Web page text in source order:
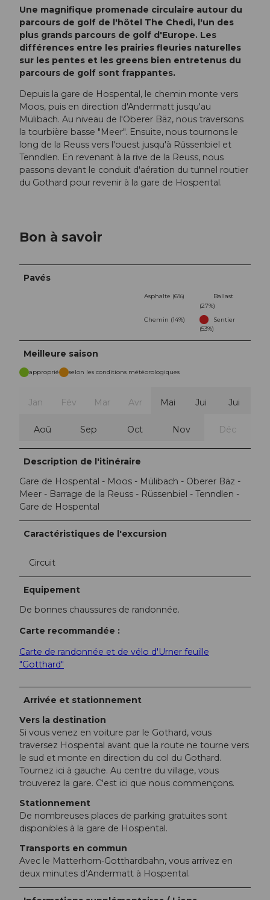
Une magnifique promenade circulaire autour du
parcours de golf de l'hôtel The Chedi, l'un des
plus grands parcours de golf d'Europe. Les
différences entre les prairies fleuries naturelles
sur les pentes et les greens bien entretenus du
parcours de golf sont frappantes.
Depuis la gare de Hospental, le chemin monte vers
Moos, puis en direction d'Andermatt jusqu'au
Mülibach. Au niveau de l'Oberer Bäz, nous traversons
la tourbière basse "Meer". Ensuite, nous tournons le
long de la Reuss vers l'ouest jusqu'à Rüssenbiel et
Tenndlen. En revenant à la rive de la Reuss, nous
passons devant le conduit d'aération du tunnel routier
du Gothard pour revenir à la gare de Hospental.
Bon à savoir
Pavés
Asphalte (6%)
Ballast
(27%)
Chemin (14%)
Sentier
(53%)
Meilleure saison
approprié selon les conditions météorologiques
Jan Fév Mar Avr Mai Jui Jui
Aoû Sep Oct Nov Déc
Description de l'itinéraire
Gare de Hospental - Moos - Mülibach - Oberer Bäz -
Meer - Barrage de la Reuss - Rüssenbiel - Tenndlen -
Gare de Hospental
Caractéristiques de l'excursion
Circuit
Equipement
De bonnes chaussures de randonnée.
Carte recommandée :
Carte de randonnée et de vélo d'Urner feuille
"Gotthard"
Arrivée et stationnement
Vers la destination
Si vous venez en voiture par le Gothard, vous
traversez Hospental avant que la route ne tourne vers
le sud et monte en direction du col du Gothard.
Tournez ici à gauche. Au centre du village, vous
trouverez la gare. C'est ici que nous commençons.
Stationnement
De nombreuses places de parking gratuites sont
disponibles à la gare de Hospental.
Transports en commun
Avec le Matterhorn-Gotthardbahn, vous arrivez en
deux minutes d’Andermatt à Hospental.